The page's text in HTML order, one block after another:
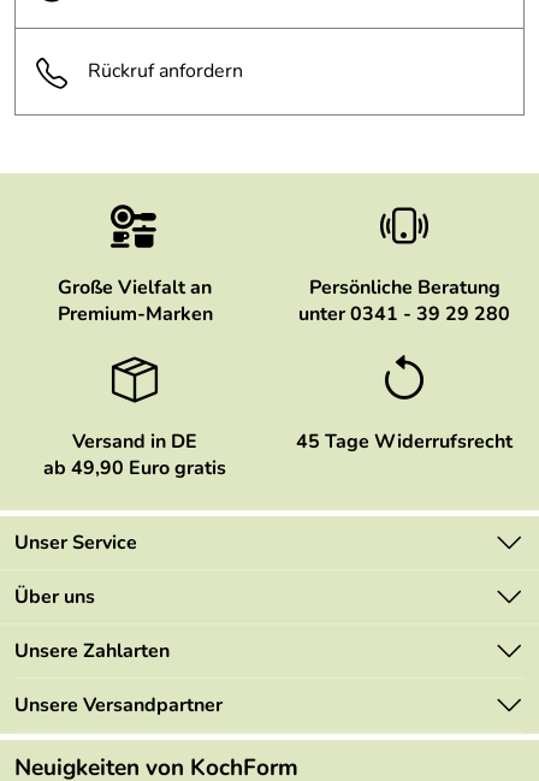
Rückruf anfordern
Große Vielfalt an
Premium-Marken
Persönliche Beratung
unter 0341 - 39 29 280
Versand in DE
ab 49,90 Euro gratis
45 Tage Widerrufsrecht
Unser Service
Kontakt
Mehrwertsteuerfrei
Retourenportal
FAQs
Über uns
Marken
Angebote
Made in Germany
Unsere Zahlarten
Unsere Versandpartner
Neuigkeiten von KochForm